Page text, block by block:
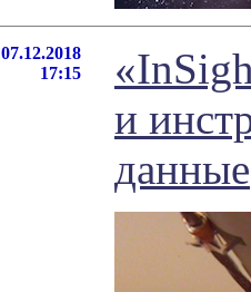
07.12.2018
17:15
и
данные